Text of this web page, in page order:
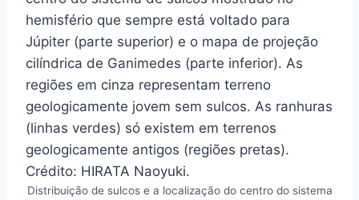
Distribuição de sulcos e a localização do centro do sistema